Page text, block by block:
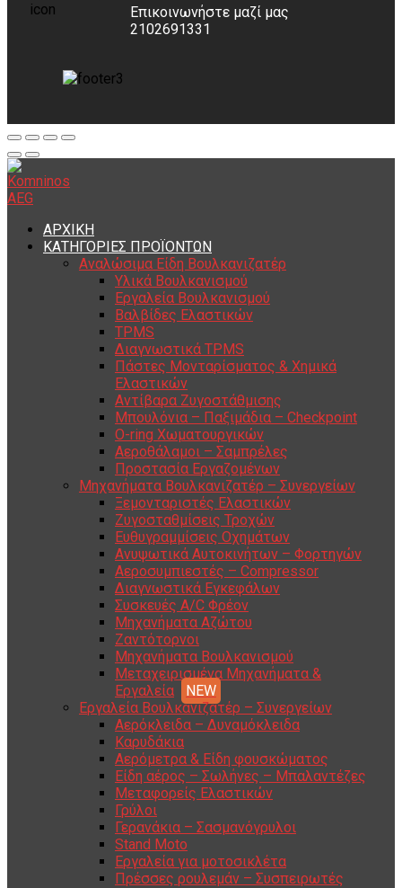
Επικοινωνήστε μαζί μας
2102691331
ΑΡΧΙΚΗ
ΚΑΤΗΓΟΡΙΕΣ ΠΡΟΪΟΝΤΩΝ
Αναλώσιμα Είδη Βουλκανιζατέρ
Υλικά Βουλκανισμού
Εργαλεία Βουλκανισμού
Βαλβίδες Ελαστικών
TPMS
Διαγνωστικά TPMS
Πάστες Μονταρίσματος & Χημικά
Ελαστικών
Αντίβαρα Ζυγοστάθμισης
Μπουλόνια – Παξιμάδια – Checkpoint
O-ring Χωματουργικών
Αεροθάλαμοι – Σαμπρέλες
Προστασία Εργαζομένων
Μηχανήματα Βουλκανιζατέρ – Συνεργείων
Ξεμονταριστές Ελαστικών
Ζυγοσταθμίσεις Τροχών
Ευθυγραμμίσεις Οχημάτων
Ανυψωτικά Αυτοκινήτων – Φορτηγών
Αεροσυμπιεστές – Compressor
Διαγνωστικά Εγκεφάλων
Συσκευές A/C Φρέον
Μηχανήματα Αζώτου
Ζαντότορνοι
Μηχανήματα Βουλκανισμού
Μεταχειρισμένα Μηχανήματα &
Εργαλεία
Εργαλεία Βουλκανιζατέρ – Συνεργείων
Αερόκλειδα – Δυναμόκλειδα
Καρυδάκια
Αερόμετρα & Είδη φουσκώματος
Είδη αέρος – Σωλήνες – Μπαλαντέζες
Μεταφορείς Ελαστικών
Γρύλοι
Γερανάκια – Σασμανόγρυλοι
Stand Moto
Εργαλεία για μοτοσικλέτα
Πρέσσες ρουλεμάν – Συσπειρωτές